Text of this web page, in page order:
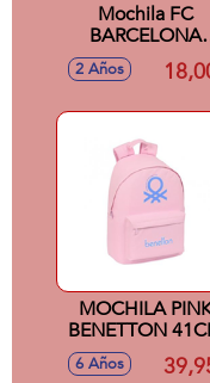
Mochila FC
BARCELONA
(Negro - Poliéster
32x30x9 cm
2 Años
MOCHILA
BENETTON
6 Años